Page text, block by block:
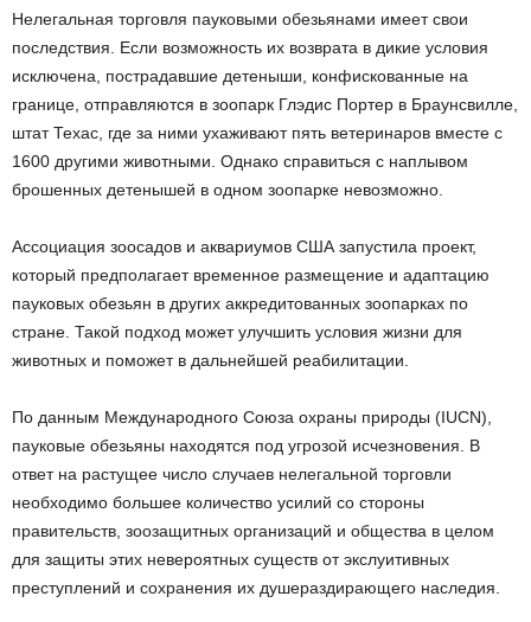
Нелегальная торговля пауковыми обезьянами имеет свои
последствия. Если возможность их возврата в дикие условия
исключена, пострадавшие детеныши, конфискованные на
границе, отправляются в зоопарк Глэдис Портер в Браунсвилле,
штат Техас, где за ними ухаживают пять ветеринаров вместе с
1600 другими животными. Однако справиться с наплывом
брошенных детенышей в одном зоопарке невозможно.
Ассоциация зоосадов и аквариумов США запустила проект,
который предполагает временное размещение и адаптацию
пауковых обезьян в других аккредитованных зоопарках по
стране. Такой подход может улучшить условия жизни для
животных и поможет в дальнейшей реабилитации.
По данным Международного Союза охраны природы (IUCN),
пауковые обезьяны находятся под угрозой исчезновения. В
ответ на растущее число случаев нелегальной торговли
необходимо большее количество усилий со стороны
правительств, зоозащитных организаций и общества в целом
для защиты этих невероятных существ от экслуитивных
преступлений и сохранения их душераздирающего наследия.